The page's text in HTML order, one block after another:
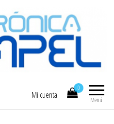
Electrónica COMPEL
Menú
0
Mi cuenta